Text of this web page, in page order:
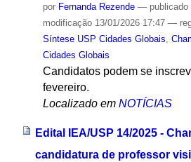
por Fernanda Rezende — publicado
modificação13/01/2026 17:47 —
Síntese USP Cidades Globais
Cidades Globais
Candidatos podem se
fevereiro.
Localizado em NOTÍCIAS
Edital IEA/USP 14/2025 -
candidatura de professor